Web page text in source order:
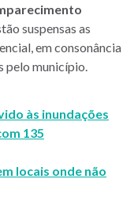
suspensas as
em consonância
pelo município.
às inundações
135
locais onde não